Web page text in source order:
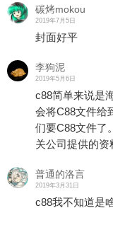
碳烤mokou
2019年7月5日
封面好平
李狗泥
2019年5月6日
c88简单来说是
会将C88文件给
们要C88文件了
关公司提供的资
普通的洛言
2019年3月31日
c88我不知道是